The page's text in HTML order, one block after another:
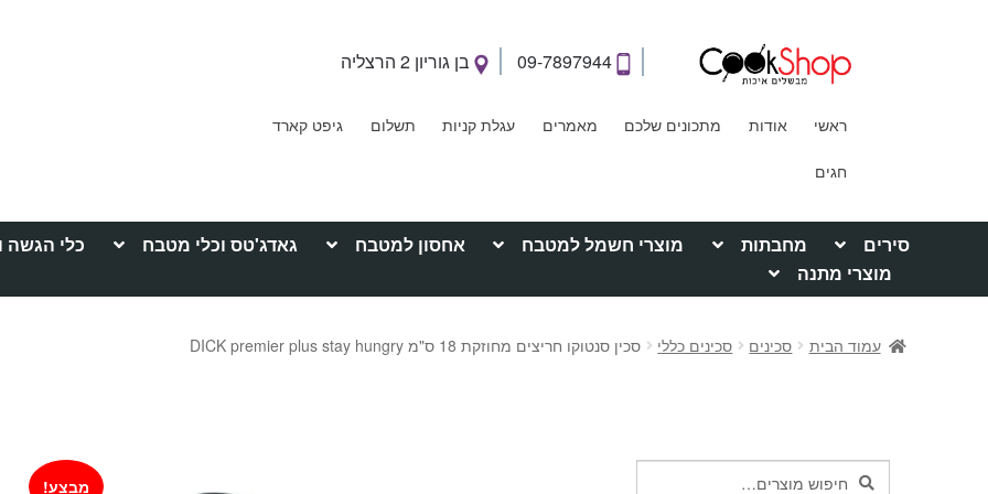
09-7897944 בן גוריון 2 הרצליה
ראשי אודות מתכונים שלכם מאמרים עגלת קניות תשלום גיפט קארד
חגים
סירים מחבתות מוצרי חשמל למטבח אחסון למטבח גאדג'טס וכלי מטבח כלי הגשה
מוצרי מתנה
עמוד הבית סכינים סכינים כללי סכין סנטוקו חריצים מחוזקת 18 ס"מ DICK premier plus stay hungry
מבצע!
חיפושחיפוש